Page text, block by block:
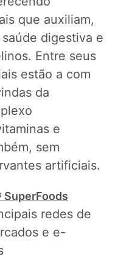
que auxiliam,
digestiva e
Entre seus
estão a com
da
e
sem
artificiais.
SuperFoods
redes de
e e-